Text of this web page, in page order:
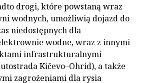
drogi, które powstaną wraz
wodnych, umożliwią dojazd do
niedostępnych dla
wodne, wraz z innymi
infrastrukturalnymi
Kičevo–Ohrid), a także
zagrożeniami dla rysia